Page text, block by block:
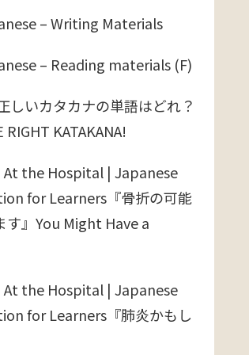
– Writing Materials
– Reading materials (F)
しいカタカナの単語はどれ？
RIGHT KATAKANA!
At the Hospital | Japanese
for Learners『骨折の可能
す』You Might Have a
At the Hospital | Japanese
for Learners『肺炎かもし